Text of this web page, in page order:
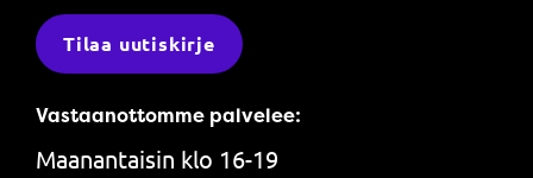
Tilaa uutiskirje
Vastaanottomme palvelee:
Maanantaisin klo 16-19